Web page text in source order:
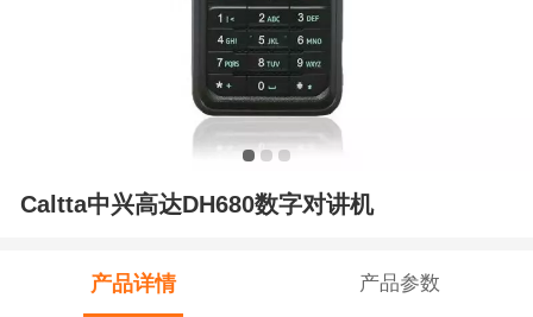
Caltta中兴高达DH680数字对讲机
产品详情 产品参数